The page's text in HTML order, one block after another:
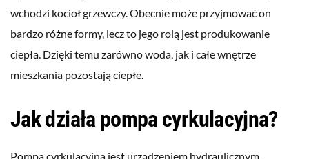
wchodzi kocioł grzewczy. Obecnie może przyjmować on
bardzo różne formy, lecz to jego rolą jest produkowanie
ciepła. Dzięki temu zarówno woda, jak i całe wnętrze
mieszkania pozostają ciepłe.
Jak działa pompa cyrkulacyjna?
Pompa cyrkulacyjna jest urządzeniem hydraulicznym,